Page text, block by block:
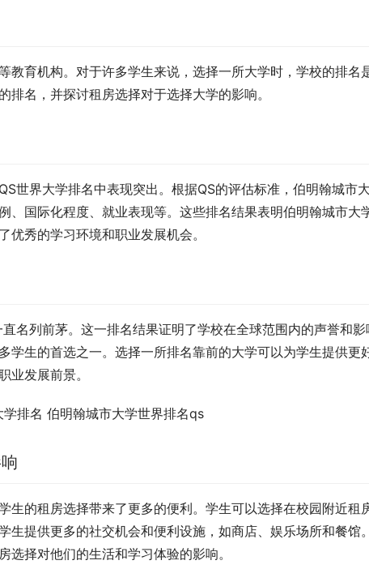
教育机构。对于许多学生来说，选择一所大学时，学校的排名
名，并探讨租房选择对于选择大学的影响。
世界大学排名中表现突出。根据QS的评估标准，伯明翰城市
、国际化程度、就业表现等。这些排名结果表明伯明翰城市大
秀的学习环境和职业发展机会。
名列前茅。这一排名结果证明了学校在全球范围内的声誉和影
学生的首选之一。选择一所排名靠前的大学可以为学生提供更
业发展前景。
的租房选择带来了更多的便利。学生可以选择在校园附近租
生提供更多的社交机会和便利设施，如商店、娱乐场所和餐馆
择对他们的生活和学习体验的影响。